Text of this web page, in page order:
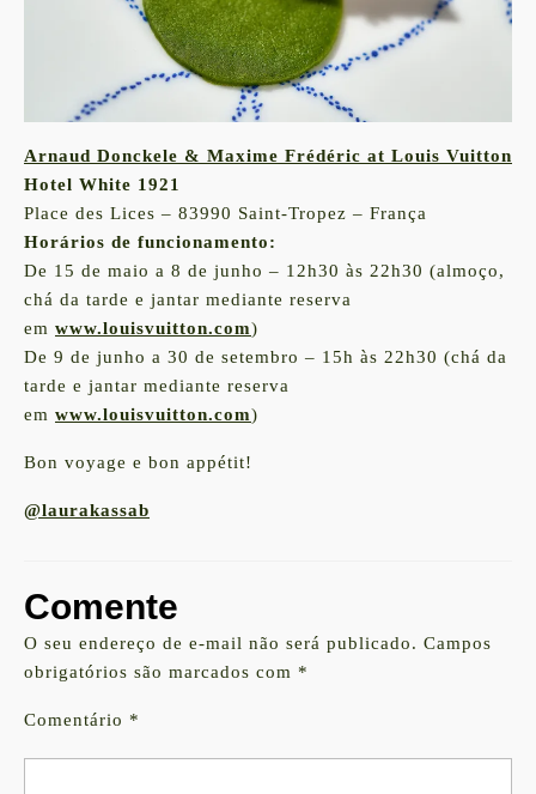
Arnaud Donckele & Maxime Frédéric at Louis Vuitton
Hotel White 1921
Place des Lices – 83990 Saint-Tropez – França
Horários de funcionamento:
De 15 de maio a 8 de junho – 12h30 às 22h30 (almoço,
chá da tarde e jantar mediante reserva
em www.louisvuitton.com)
De 9 de junho a 30 de setembro – 15h às 22h30 (chá da
tarde e jantar mediante reserva
em www.louisvuitton.com)
Bon voyage e bon appétit!
@laurakassab
Comente
O seu endereço de e-mail não será publicado. Campos
obrigatórios são marcados com *
Comentário *